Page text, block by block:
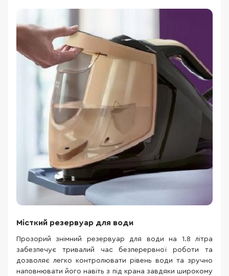
Місткий резервуар для води
Прозорий знімний резервуар для води на 1.8 літра
забезпечує тривалий час безперервної роботи та
дозволяє легко контролювати рівень води та зручно
наповнювати його навіть з під крана завдяки широкому